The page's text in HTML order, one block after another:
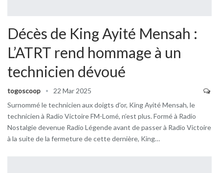
Décès de King Ayité Mensah :
L’ATRT rend hommage à un
technicien dévoué
togoscoop
22 Mar 2025
Surnommé le technicien aux doigts d’or, King Ayité Mensah, le
technicien à Radio Victoire FM-Lomé, n’est plus. Formé à Radio
Nostalgie devenue Radio Légende avant de passer à Radio Victoire
à la suite de la fermeture de cette dernière, King…